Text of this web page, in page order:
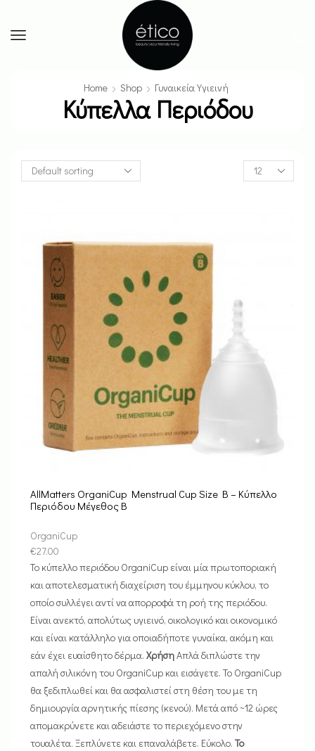
Home Shop Γυναικεία Υγιεινή
Κύπελλα Περιόδου
AllMatters OrganiCup Menstrual Cup Size B – Κύπελλο
Περιόδου Μέγεθος B
OrganiCup
€27.00
Το κύπελλο περιόδου OrganiCup είναι μία πρωτοποριακή
και αποτελεσματική διαχείριση του έμμηνου κύκλου, το
οποίο συλλέγει αντί να απορροφά τη ροή της περιόδου.
Είναι ανεκτό, απολύτως υγιεινό, οικολογικό και οικονομικό
και είναι κατάλληλο για οποιαδήποτε γυναίκα, ακόμη και
εάν έχει ευαίσθητο δέρμα. ΧρήσηΑπλά διπλώστε την
απαλή σιλικόνη του OrganiCup και εισάγετε. Το OrganiCup
θα ξεδιπλωθεί και θα ασφαλιστεί στη θέση του με τη
δημιουργία αρνητικής πίεσης (κενού). Μετά από ~12 ώρες
απομακρύνετε και αδειάστε το περιεχόμενο στην
τουαλέτα. Ξεπλύνετε και επαναλάβετε. Εύκολο. Το